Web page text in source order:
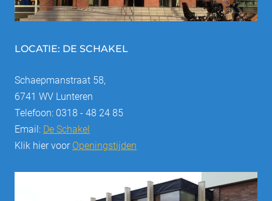
LOCATIE: DE SCHAKEL
Schaepmanstraat 58,
6741 WV Lunteren
Telefoon: 0318 - 48 24 85
Email: De Schakel
Klik hier voor Openingstijden